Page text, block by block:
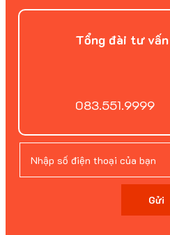
Tổng đài tư
083.551.9999
Gửi